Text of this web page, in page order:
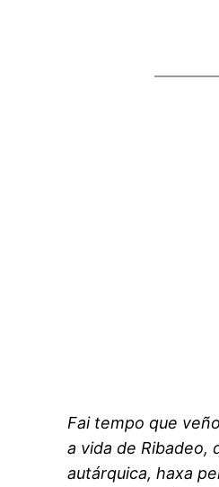
Fai tempo que
a vida de Ribadeo,
autárquica, haxa